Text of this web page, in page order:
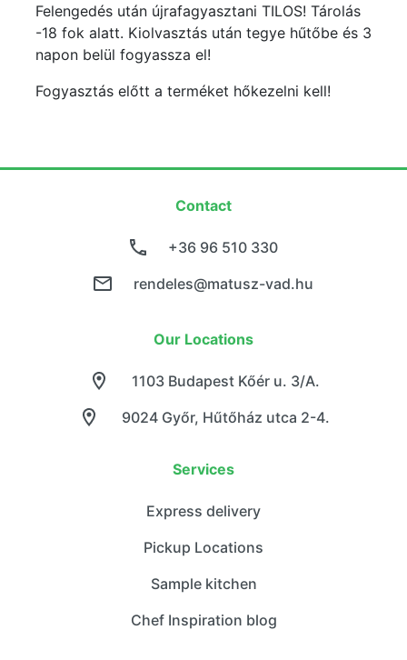
Felengedés után újrafagyasztani TILOS! Tárolás
-18 fok alatt. Kiolvasztás után tegye hűtőbe és 3
napon belül fogyassza el!
Fogyasztás előtt a terméket hőkezelni kell!
Contact
+36 96 510 330
rendeles@matusz-vad.hu
Our Locations
9024 Győr, Hűtőház utca 2-4.
1103 Budapest Kőér u. 3/A.
Services
Express delivery
Pickup Locations
Sample kitchen
Chef Inspiration blog